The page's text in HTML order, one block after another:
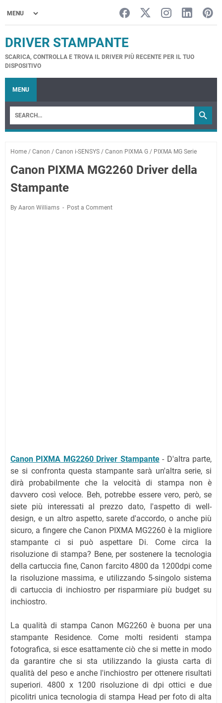
DRIVER STAMPANTE
SCARICA, CONTROLLA E TROVA IL DRIVER PIÙ RECENTE PER IL TUO
DISPOSITIVO
MENU
Home / Canon / Canon i-SENSYS / Canon PIXMA G / PIXMA MG Serie
Canon PIXMA MG2260 Driver della
Stampante
By Aaron Williams Post a Comment
Canon PIXMA MG2260 Driver Stampante- D'altra parte,
se si confronta questa stampante sarà un'altra serie, si
dirà probabilmente che la velocità di stampa non è
davvero così veloce. Beh, potrebbe essere vero, però, se
siete più interessati al prezzo dato, l'aspetto di well-
design, e un altro aspetto, sarete d'accordo, o anche più
sicuro, a fingere che Canon PIXMA MG2260 è la migliore
stampante ci si può aspettare Di. Come circa la
risoluzione di stampa? Bene, per sostenere la tecnologia
della cartuccia fine, Canon farcito 4800 da 1200dpi come
la risoluzione massima, e utilizzando 5-singolo sistema
di cartuccia di inchiostro per risparmiare più budget su
inchiostro.
La qualità di stampa Canon MG2260 è buona per una
stampante Residence. Come molti residenti stampa
fotografica, si esce esattamente ciò che si mette in modo
da garantire che si sta utilizzando la giusta carta di
qualità del peso e anche l'inchiostro per ottenere risultati
superiori. 4800 x 1200 risoluzione di dpi ottici e due
picolitri unica tecnologia di stampa Head per foto di alta